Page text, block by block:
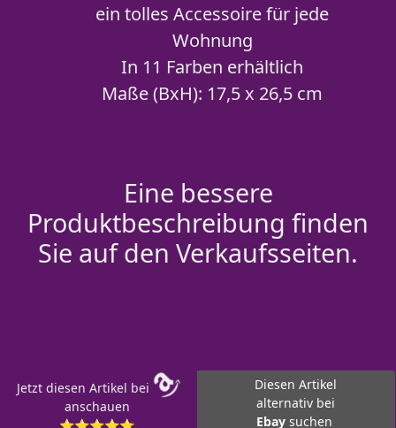
ein tolles Accessoire für jede
Wohnung
In 11 Farben erhältlich
Maße (BxH): 17,5 x 26,5 cm
Eine bessere
Produktbeschreibung finden
Sie auf den Verkaufsseiten.
Jetzt diesen Artikel bei
anschauen
Diesen Artikel
alternativ bei
Ebay suchen